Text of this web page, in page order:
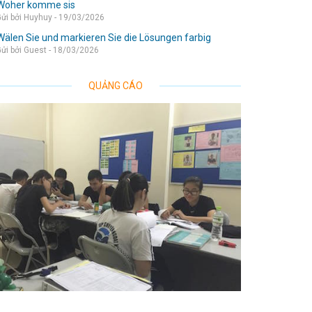
komme sis
bởi Huyhuy - 19/03/2026
Sie und markieren Sie die Lösungen farbig
bởi Guest - 18/03/2026
QUẢNG CÁO